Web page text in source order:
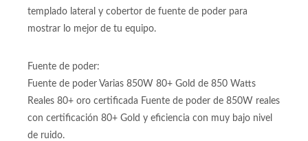
templado lateral y cobertor de fuente de poder para
mostrar lo mejor de tu equipo.
Fuente de poder:
Fuente de poder Varias 850W 80+ Gold de 850 Watts
Reales 80+ oro certificada Fuente de poder de 850W reales
con certificación 80+ Gold y eficiencia con muy bajo nivel
de ruido.